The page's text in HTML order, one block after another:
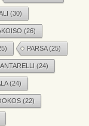
(30)
(26)
PARSA(25)
(24)
(24)
(22)